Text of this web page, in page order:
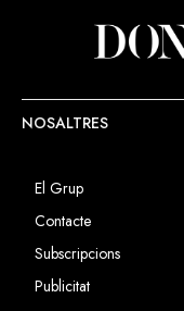
NOSALTRES
El Grup
Contacte
Subscripcions
Publicitat